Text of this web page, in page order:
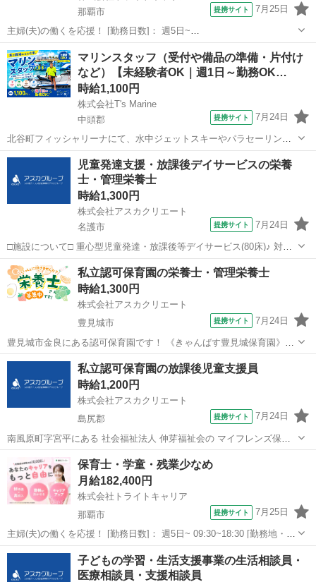
那覇市
提携サイト 7月25日
主婦(夫)の働くを応援！ [勤務日数]： 週5日~
06:45~15:30/08:30~17:15/10:15~19:00/06:45~19:00 [勤務地・最寄
駅]： 沖縄県那覇市天久2-26-22 非公開 七里駅自...
沖縄 那覇市 保育士
マリンスタッフ（受付や備品の準備・片付け
など）【未経験者OK｜週1日～勤務OK…
時給1,100円
株式会社T's Marine
中頭郡
提携サイト 7月24日
北谷町フィッシャリーナにて、水中ジェットスキーやパラセーリング
など、多彩なマリンアクティビティのご案内をお任せします。 ・受付
対応 ・注意事項のご案内 ・備品の準備 ・片付け ・船の操船 ・ジェッ
トスキーの操船 ・ライフセ...
沖縄 中頭郡 インストラクター
児童発達支援・放課後デイサービスの栄養
士・管理栄養士
時給1,300円
株式会社アスカクリエート
名護市
提携サイト 7月24日
□施設について□ 重心型児童発達・放課後等デイサービス(80床)♪ 対象
者：重度の知的障がい及び、 重度の肢体不自由な子どもたちを 受け入
れしています♪♪ □おススメポイント□ 土日・祝休みで夏季...
沖縄 名護市 保育士
私立認可保育園の栄養士・管理栄養士
時給1,300円
株式会社アスカクリエート
豊見城市
提携サイト 7月24日
豊見城市金良にある認可保育園です！ 《きゃんばす豊見城保育園》で
栄養士さんを募集しています♪ 一緒に楽しく勤務しませんか？ 定員80
名の認可保育園♪ 浦添市と糸満市に姉妹園があり、 働きやすい環境が
魅力的な保...
沖縄 豊見城市 保育士
私立認可保育園の放課後児童支援員
時給1,200円
株式会社アスカクリエート
島尻郡
提携サイト 7月24日
南風原町字宮平にある 社会福祉法人 伸芽福祉会の マイフレンズ保育
園の中にある 学童クラブです☆ 一緒に勤務しませんか？♪ ゜*。＊⌒
＊。*゜＊⌒＊゜*。＊⌒＊。*゜＊ ★ 勤務について ＿＿＿＿＿＿＿＿
＿＿＿＿＿＿＿...
島尻郡 保育士
保育士・学童・残業少なめ
月給182,400円
株式会社トライトキャリア
那覇市
提携サイト 7月25日
主婦(夫)の働くを応援！ [勤務日数]： 週5日~ 09:30~18:30 [勤務地・最
寄駅]： 沖縄県那覇市泊1-9-4 ベルシェ泊1階 非公開 分倍河原駅徒歩10
分／牧志駅／美栄橋駅 [職種名]：保育士・学童・残...
沖縄 那覇市 保育士
子どもの学習・生活支援事業の生活相談員・
医療相談員・支援相談員